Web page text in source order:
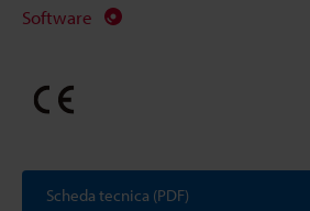
Software
Scheda tecnica (PDF)